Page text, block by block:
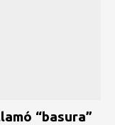
“basura”